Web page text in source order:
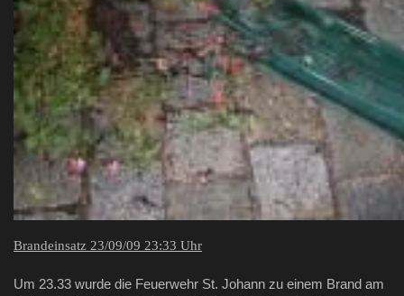
Brandeinsatz 23/09/09 23:33 Uhr
Um 23.33 wurde die Feuerwehr St. Johann zu einem Brand am